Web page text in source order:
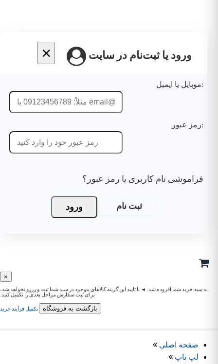
× ورود یا ثبت‌نام در سایت
موبایل یا ایمیل:
رمز عبور:
فراموشی نام کاربری یا رمز عبور؟
ورود ثبت نام
×
به سبد خرید شما افزوده شد. ◄ با تایید این گزینه کالاهای موجود در سبد شما ثبت و رزرو نخواهد شد،
برای ثبت سفارش مراحل بعدی را تکمیل کنید.
بازگشت به فروشگاه تکمیل فرآیند خرید
صفحه اصلی
لپ تاپ